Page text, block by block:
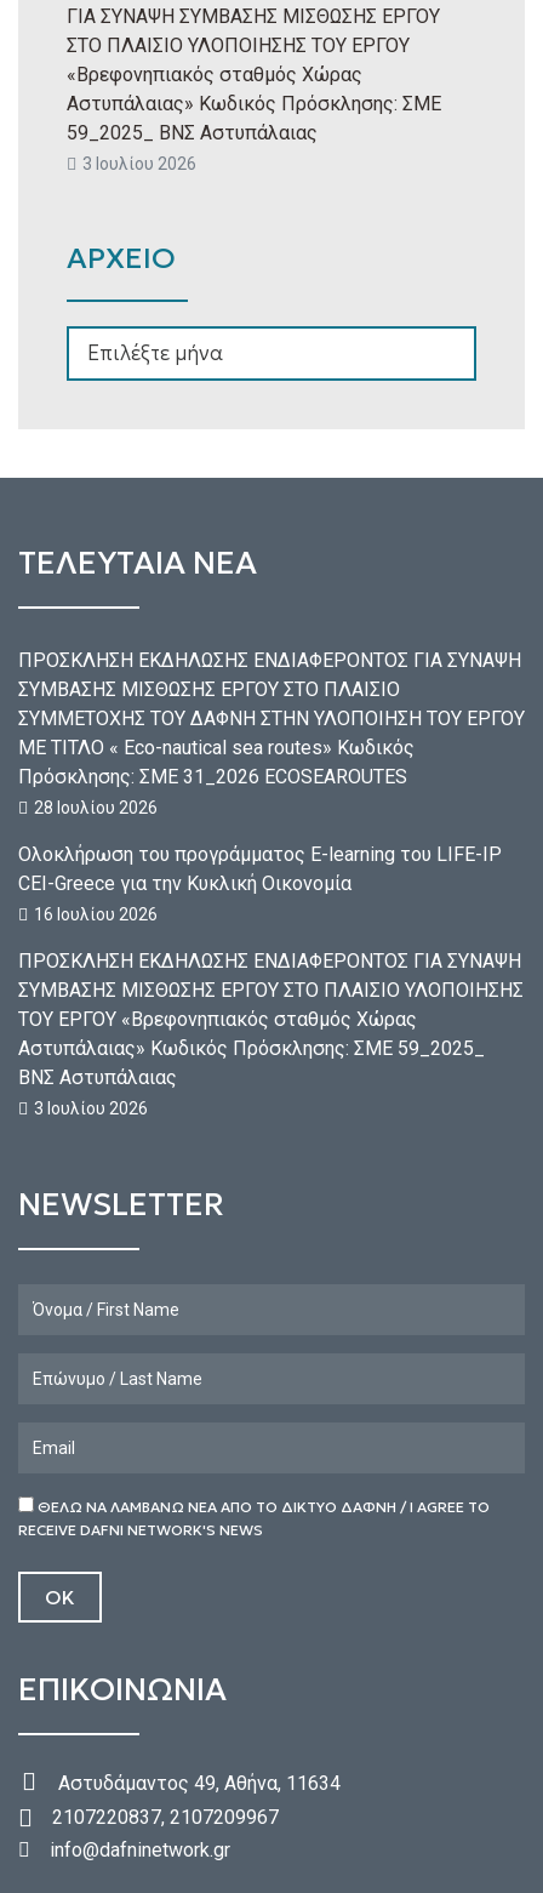
ΓΙΑ ΣΥΝΑΨΗ ΣΥΜΒΑΣΗΣ ΜΙΣΘΩΣΗΣ ΕΡΓΟΥ
ΣΤΟ ΠΛΑΙΣΙΟ ΥΛΟΠΟΙΗΣΗΣ ΤΟΥ ΕΡΓΟΥ
«Βρεφονηπιακός σταθμός Χώρας
Αστυπάλαιας» Κωδικός Πρόσκλησης: ΣΜΕ
59_2025_ ΒΝΣ Αστυπάλαιας
3 Ιουλίου 2026
ΑΡΧΕΙΟ
ΤΕΛΕΥΤΑΙΑ ΝΕΑ
ΠΡΟΣΚΛΗΣΗ ΕΚΔΗΛΩΣΗΣ ΕΝΔΙΑΦΕΡΟΝΤΟΣ ΓΙΑ ΣΥΝΑΨΗ
ΣΥΜΒΑΣΗΣ ΜΙΣΘΩΣΗΣ ΕΡΓΟΥ ΣΤΟ ΠΛΑΙΣΙΟ
ΣΥΜΜΕΤΟΧΗΣ ΤΟΥ ΔΑΦΝΗ ΣΤΗΝ ΥΛΟΠΟΙΗΣΗ ΤΟΥ ΕΡΓΟΥ
ΜΕ ΤΙΤΛΟ « Eco-nautical sea routes» Κωδικός
Πρόσκλησης: ΣΜΕ 31_2026 ECOSEAROUTES
28 Ιουλίου 2026
Ολοκλήρωση του προγράμματος E-learning του LIFE-IP
CEI-Greece για την Κυκλική Οικονομία
16 Ιουλίου 2026
ΠΡΟΣΚΛΗΣΗ ΕΚΔΗΛΩΣΗΣ ΕΝΔΙΑΦΕΡΟΝΤΟΣ ΓΙΑ ΣΥΝΑΨΗ
ΣΥΜΒΑΣΗΣ ΜΙΣΘΩΣΗΣ ΕΡΓΟΥ ΣΤΟ ΠΛΑΙΣΙΟ ΥΛΟΠΟΙΗΣΗΣ
ΤΟΥ ΕΡΓΟΥ «Βρεφονηπιακός σταθμός Χώρας
Αστυπάλαιας» Κωδικός Πρόσκλησης: ΣΜΕ 59_2025_
ΒΝΣ Αστυπάλαιας
3 Ιουλίου 2026
NEWSLETTER
ΘΕΛΩ ΝΑ ΛΑΜΒΑΝΩ ΝΕΑ ΑΠΟ ΤΟ ΔΙΚΤΥΟ ΔΑΦΝΗ / I AGREE TO
RECEIVE DAFNI NETWORK'S NEWS
ΕΠΙΚΟΙΝΩΝΙΑ
Αστυδάμαντος 49, Αθήνα, 11634
2107220837, 2107209967
info@dafninetwork.gr